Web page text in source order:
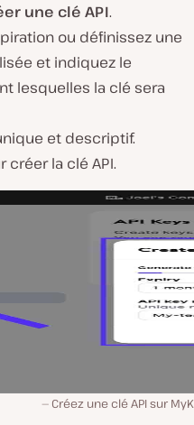
une clé API.
ou définissez une
et indiquez le
lesquelles la clé sera
et descriptif.
créer la clé API.
Créez une clé API sur